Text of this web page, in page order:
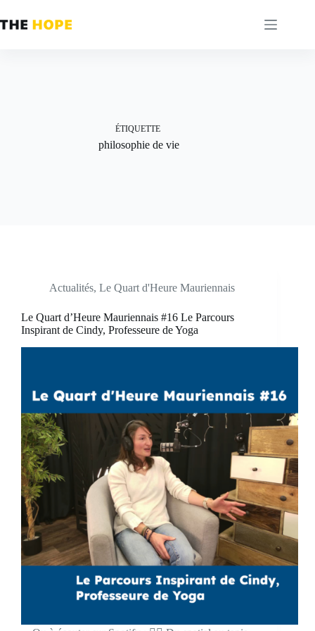
au
contenu
ÉTIQUETTE
philosophie de vie
Actualités, Le Quart d'Heure Mauriennais
Le Quart d’Heure Mauriennais #16 Le Parcours
Inspirant de Cindy, Professeure de Yoga